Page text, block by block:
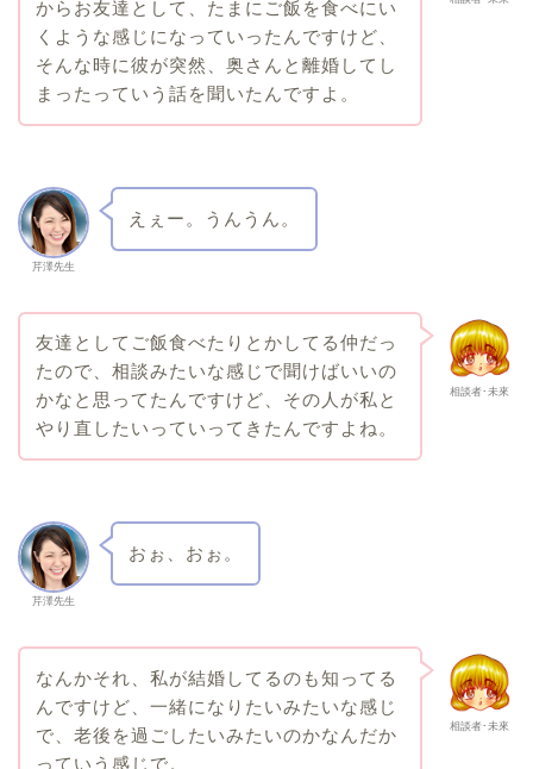
からお友達として、たまにご飯を食べにい
くような感じになっていったんですけど、
そんな時に彼が突然、奥さんと離婚してし
まったっていう話を聞いたんですよ。
芹澤先生
えぇー。うんうん。
相談者･未來
友達としてご飯食べたりとかしてる仲だっ
たので、相談みたいな感じで聞けばいいの
かなと思ってたんですけど、その人が私と
やり直したいっていってきたんですよね。
芹澤先生
おぉ、おぉ。
相談者･未來
なんかそれ、私が結婚してるのも知ってる
んですけど、一緒になりたいみたいな感じ
で、老後を過ごしたいみたいのかなんだか
っていう感じで。